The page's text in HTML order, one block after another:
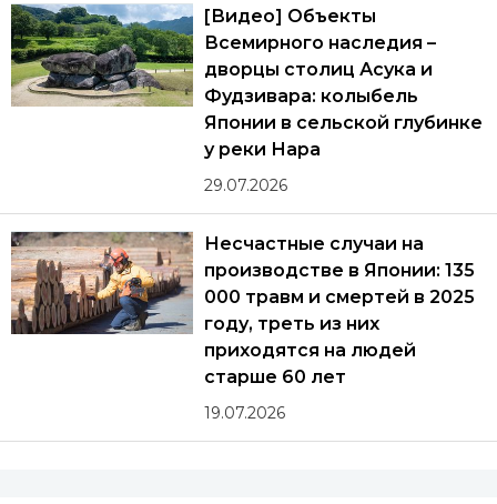
[Видео] Объекты
Всемирного наследия –
дворцы столиц Асука и
Фудзивара: колыбель
Японии в сельской глубинке
у реки Нара
29.07.2026
Несчастные случаи на
производстве в Японии: 135
000 травм и смертей в 2025
году, треть из них
приходятся на людей
старше 60 лет
19.07.2026